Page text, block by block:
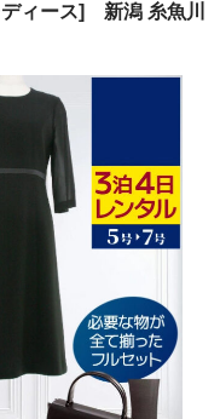
ィース] 新潟 糸魚川